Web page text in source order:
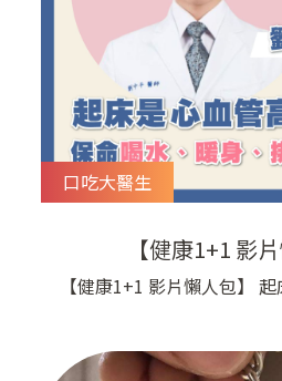
口吃大醫生
【健康1+1 影
【健康1+1 影片懶人包】
暖身、排便如果不注意，
院長帶你一次看懂 → 六張圖